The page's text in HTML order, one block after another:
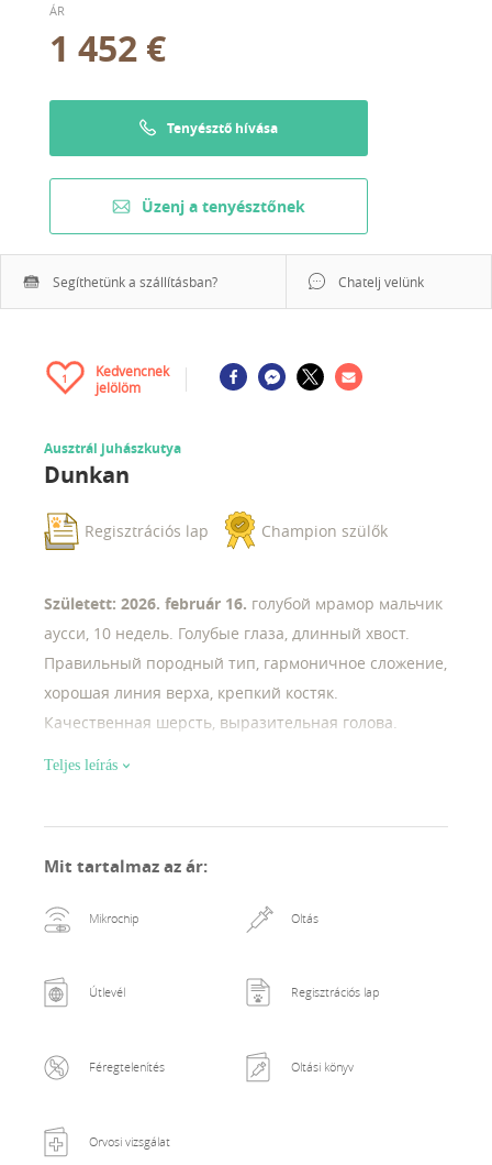
ÁR
1 452 €
Tenyésztő hívása
Üzenj a tenyésztőnek
Segíthetünk a szállításban? Chatelj velünk
1
Kedvencnek
jelölöm
Ausztrál juhászkutya
Dunkan
Regisztrációs lap Champion szülők
Született: 2026. február 16. голубой мрамор мальчик
аусси, 10 недель. Голубые глаза, длинный хвост.
Правильный породный тип, гармоничное сложение,
хорошая линия верха, крепкий костяк.
Качественная шерсть, выразительная голова.
Teljes leírás
Mit tartalmaz az ár:
Mikrochip Oltás
Útlevél Regisztrációs lap
Féregtelenítés Oltási könyv
Orvosi vizsgálat